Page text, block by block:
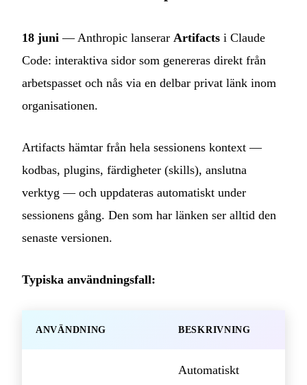
18 juni — Anthropic lanserar Artifacts i Claude
Code: interaktiva sidor som genereras direkt från
arbetspasset och nås via en delbar privat länk inom
organisationen.
Artifacts hämtar från hela sessionens kontext —
kodbas, plugins, färdigheter (skills), anslutna
verktyg — och uppdateras automatiskt under
sessionens gång. Den som har länken ser alltid den
senaste versionen.
Typiska användningsfall:
ANVÄNDNING BESKRIVNING
Automatiskt